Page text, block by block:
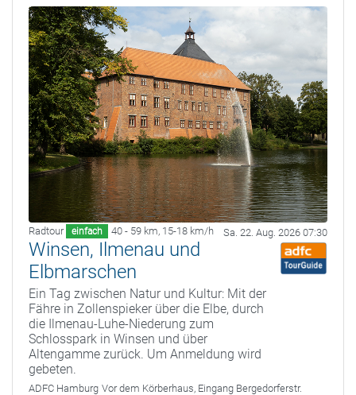
Radtour einfach 40 - 59 km, 15-18 km/h Sa. 22. Aug. 2026 07:30
Winsen, Ilmenau und
Elbmarschen
Ein Tag zwischen Natur und Kultur: Mit der
Fähre in Zollenspieker über die Elbe, durch
die Ilmenau-Luhe-Niederung zum
Schlosspark in Winsen und über
Altengamme zurück. Um Anmeldung wird
gebeten.
ADFC Hamburg Vor dem Körberhaus, Eingang Bergedorferstr.